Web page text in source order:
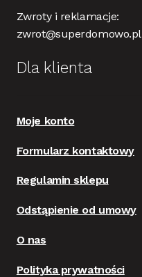
Zwroty i reklamacje:
zwrot@superdomowo.pl
Dla klienta
Moje konto
Formularz kontaktowy
Regulamin sklepu
Odstąpienie od umowy
O nas
Polityka prywatności